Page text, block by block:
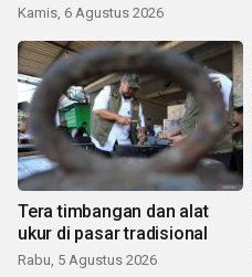
Kamis, 6 Agustus 2026
Tera timbangan dan alat
ukur di pasar tradisional
Rabu, 5 Agustus 2026